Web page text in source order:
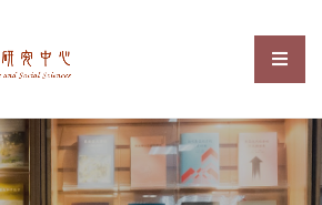
院人文社會科選